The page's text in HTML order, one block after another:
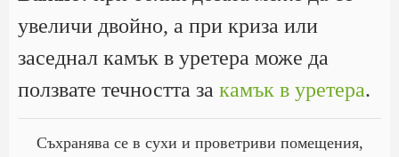
увеличи двойно, а при криза или
заседнал камък в уретера може да
ползвате течността за камък в уретера.
Съхранява се в сухи и проветриви помещения,